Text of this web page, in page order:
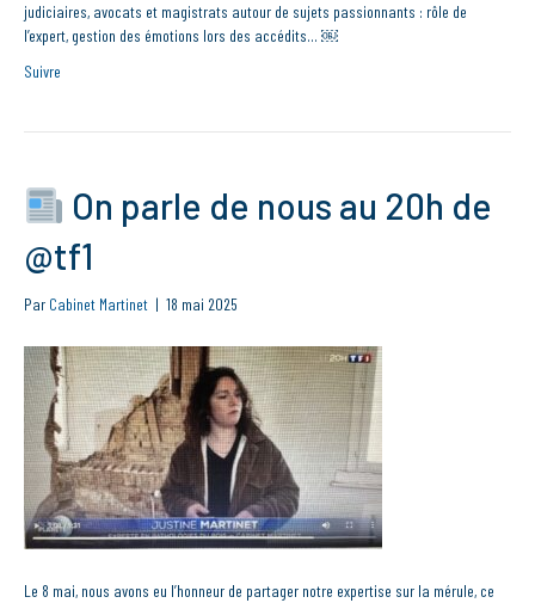
judiciaires, avocats et magistrats autour de sujets passionnants : rôle de
l’expert, gestion des émotions lors des accédits… ￼
Suivre
On parle de nous au 20h de
@tf1
Par Cabinet Martinet | 18 mai 2025
Le 8 mai, nous avons eu l’honneur de partager notre expertise sur la mérule, ce